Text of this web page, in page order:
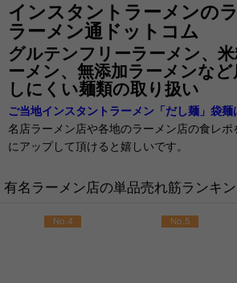
インスタントラーメンの
ラーメン通ドットコム
グルテンフリーラーメン、米
ーメン、無添加ラーメンな
しにくい麺類の取り扱い
ご当地インスタントラーメン「だし麺」袋麺
名店ラーメン店や各地のラーメン店の食レポ
にアップして頂けると嬉しいです。
有名ラーメン店の単品売れ筋ランキ
No.4 No.5